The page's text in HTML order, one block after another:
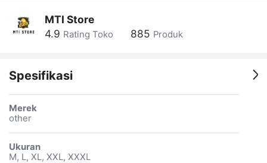
MTI Store
4.9 Rating Toko 885 Produk
Spesifikasi
Merek
other
Ukuran
M, L, XL, XXL, XXXL